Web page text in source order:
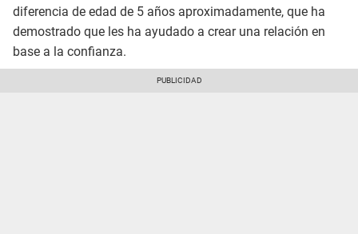
diferencia de edad de 5 años aproximadamente, que ha
demostrado que les ha ayudado a crear una relación en
base a la confianza.